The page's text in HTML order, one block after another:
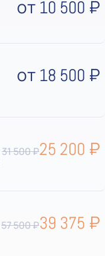
от 10 500 ₽
от 18 500 ₽
31 500 ₽25 200 ₽
57 500 ₽39 375 ₽